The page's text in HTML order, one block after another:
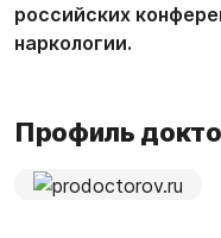
российских
наркологии.
Профиль